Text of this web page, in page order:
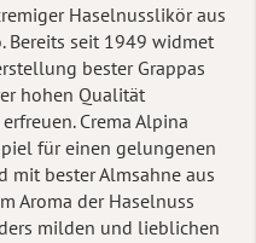
Haselnusslikör aus
Bereits seit 1949 widmet
bester Grappas
hohen Qualität
Crema Alpina
für einen gelungenen
mit bester Almsahne aus
Aroma der Haselnuss
milden und lieblichen